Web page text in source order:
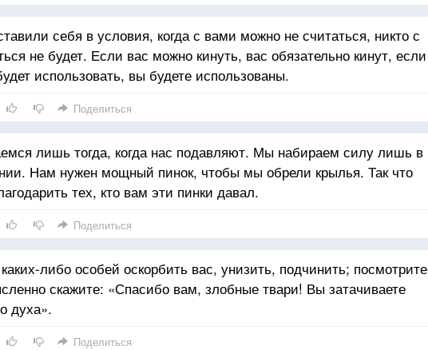
себя в условия, когда с вами можно не считаться, никто с
не будет. Если вас можно кинуть, вас обязательно кинут, если
использовать, вы будете использованы.
Поделиться
лишь тогда, когда нас подавляют. Мы набираем силу лишь в
Нам нужен мощный пинок, чтобы мы обрели крылья. Так что
тех, кто вам эти пинки давал.
Поделиться
либо особей оскорбить вас, унизить, подчинить; посмотрите
скажите: «Спасибо вам, злобные твари! Вы затачиваете
духа».
Поделиться